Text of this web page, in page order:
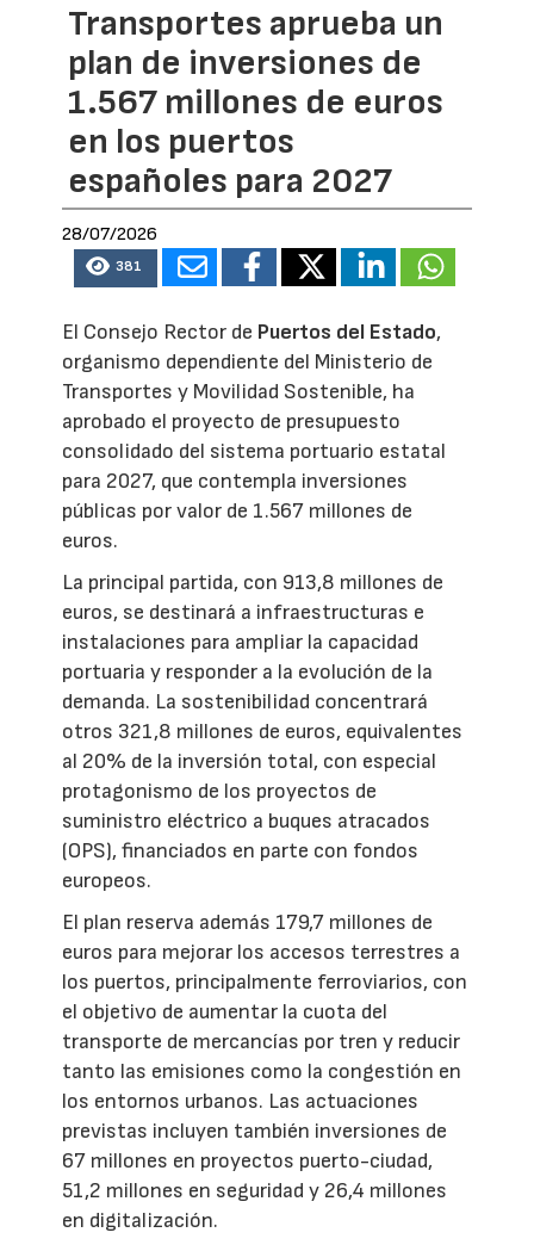
Transportes aprueba un
plan de inversiones de
1.567 millones de euros
en los puertos
españoles para 2027
28/07/2026
381
El Consejo Rector de Puertos del Estado,
organismo dependiente del Ministerio de
Transportes y Movilidad Sostenible, ha
aprobado el proyecto de presupuesto
consolidado del sistema portuario estatal
para 2027, que contempla inversiones
públicas por valor de 1.567 millones de
euros.
La principal partida, con 913,8 millones de
euros, se destinará a infraestructuras e
instalaciones para ampliar la capacidad
portuaria y responder a la evolución de la
demanda. La sostenibilidad concentrará
otros 321,8 millones de euros, equivalentes
al 20% de la inversión total, con especial
protagonismo de los proyectos de
suministro eléctrico a buques atracados
(OPS), financiados en parte con fondos
europeos.
El plan reserva además 179,7 millones de
euros para mejorar los accesos terrestres a
los puertos, principalmente ferroviarios, con
el objetivo de aumentar la cuota del
transporte de mercancías por tren y reducir
tanto las emisiones como la congestión en
los entornos urbanos. Las actuaciones
previstas incluyen también inversiones de
67 millones en proyectos puerto-ciudad,
51,2 millones en seguridad y 26,4 millones
en digitalización.